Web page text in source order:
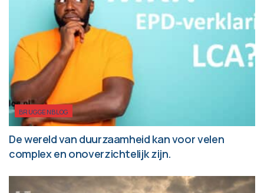
BRUGGENBLOG
De wereld van duurzaamheid kan voor velen
complex en onoverzichtelijk zijn.